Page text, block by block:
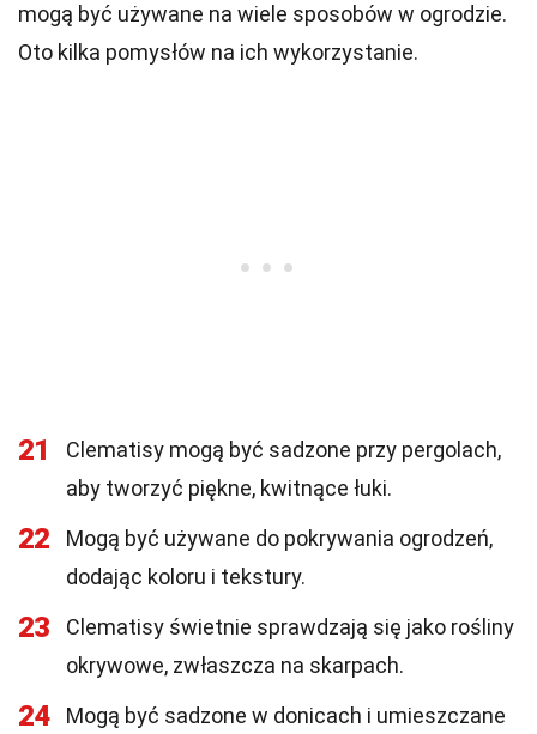
mogą być używane na wiele sposobów w ogrodzie.
Oto kilka pomysłów na ich wykorzystanie.
21
Clematisy mogą być sadzone przy pergolach,
aby tworzyć piękne, kwitnące łuki.
22
Mogą być używane do pokrywania ogrodzeń,
dodając koloru i tekstury.
23
Clematisy świetnie sprawdzają się jako rośliny
okrywowe, zwłaszcza na skarpach.
24
Mogą być sadzone w donicach i umieszczane